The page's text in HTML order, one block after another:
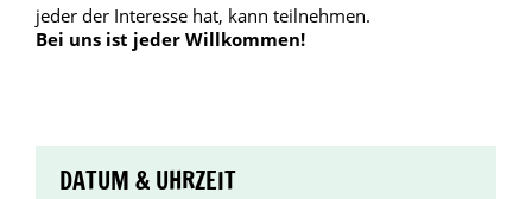
jeder der Interesse hat, kann teilnehmen.
Bei uns ist jeder Willkommen!
DATUM & UHRZEIT